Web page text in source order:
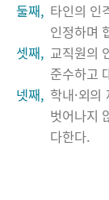
둘째, 타인의 인
인정하며
셋째, 교직원의
준수하고
넷째, 학내·외
벗어나지
다한다.